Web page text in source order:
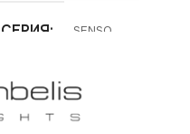
СЕРИЯ SENSO
НАПРЕЖЕНИЕ (V)